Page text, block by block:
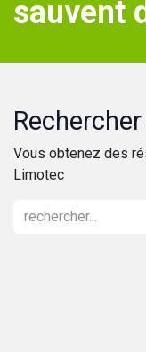
sauvent
Vous obtenez des
Limotec